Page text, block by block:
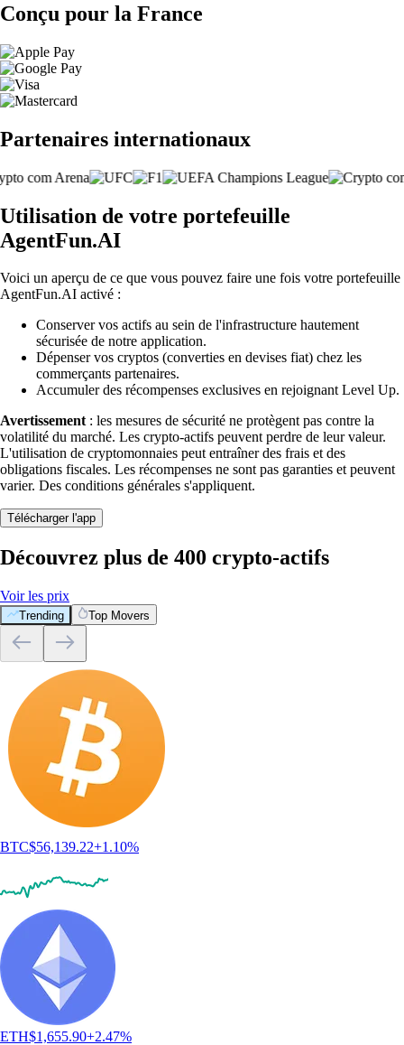
Conçu pour la France
Partenaires internationaux
Utilisation de votre portefeuille
AgentFun.AI
Voici un aperçu de ce que vous pouvez faire une fois votre portefeuille
AgentFun.AI activé :
Conserver vos actifs au sein de l'infrastructure hautement
sécurisée de notre application.
Dépenser vos cryptos (converties en devises fiat) chez les
commerçants partenaires.
Accumuler des récompenses exclusives en rejoignant Level Up.
Avertissement : les mesures de sécurité ne protègent pas contre la
volatilité du marché. Les crypto-actifs peuvent perdre de leur valeur.
L'utilisation de cryptomonnaies peut entraîner des frais et des
obligations fiscales. Les récompenses ne sont pas garanties et peuvent
varier. Des conditions générales s'appliquent.
Télécharger l'app
Découvrez plus de 400 crypto-actifs
Voir les prix
Trending Top Movers
BTC$56,139.22+1.10%
ETH$1,655.90+2.47%